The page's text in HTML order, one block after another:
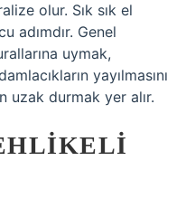
olur. Sık sık el
adımdır. Genel
uymak,
yayılmasını
uzak durmak yer alır.